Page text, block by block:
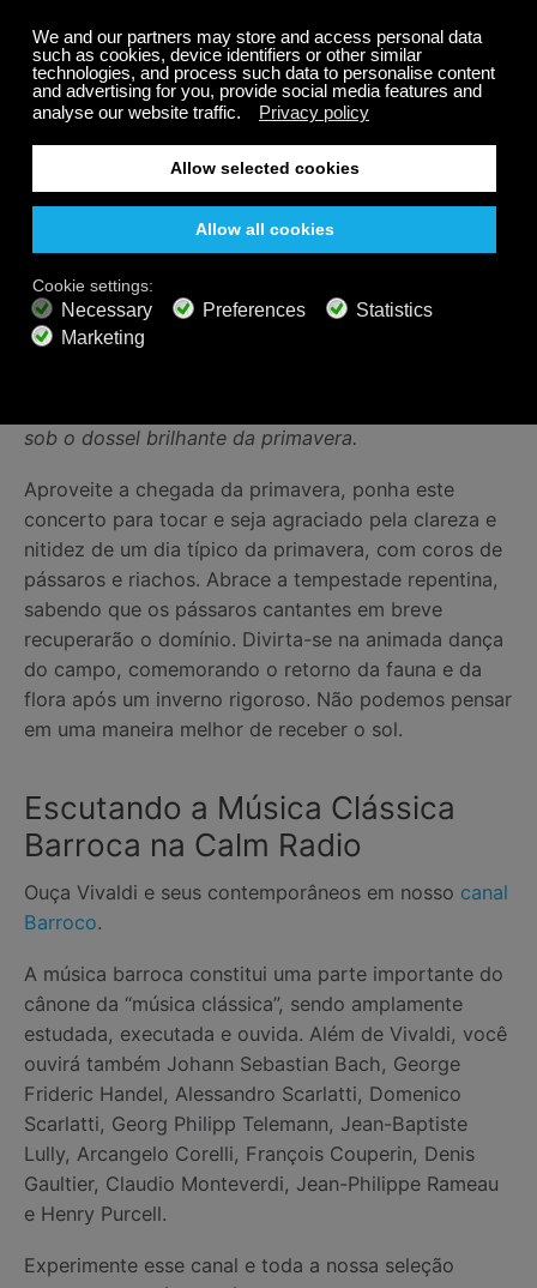
Tempestades, aqueles arautos da Primavera, rugem,
lançando seu manto escuro sobre o céu,
Então eles morrem para o silêncio,
No prado repleto de flores, com galhos frondosos
farfalhando no céu, o rebanho de cabras dorme,
seu cachorro fiel ao lado dele.
Liderados pelo som festivo de gaitas de foles
sob o dossel brilhante da primavera.
Aproveite a chegada da primavera, ponha este
concerto para tocar e seja agraciado pela clareza e
nitidez de um dia típico da primavera, com coros de
pássaros e riachos. Abrace a tempestade repentina,
sabendo que os pássaros cantantes em breve
recuperarão o domínio. Divirta-se na animada dança
do campo, comemorando o retorno da fauna e da
flora após um inverno rigoroso. Não podemos pensar
em uma maneira melhor de receber o sol.
Escutando a Música Clássica
Barroca na Calm Radio
Ouça Vivaldi e seus contemporâneos em nosso canal
Barroco.
A música barroca constitui uma parte importante do
cânone da “música clássica”, sendo amplamente
estudada, executada e ouvida. Além de Vivaldi, você
ouvirá também Johann Sebastian Bach, George
Frideric Handel, Alessandro Scarlatti, Domenico
Scarlatti, Georg Philipp Telemann, Jean-Baptiste
Lully, Arcangelo Corelli, François Couperin, Denis
Gaultier, Claudio Monteverdi, Jean-Philippe Rameau
e Henry Purcell.
Experimente esse canal e toda a nossa seleção